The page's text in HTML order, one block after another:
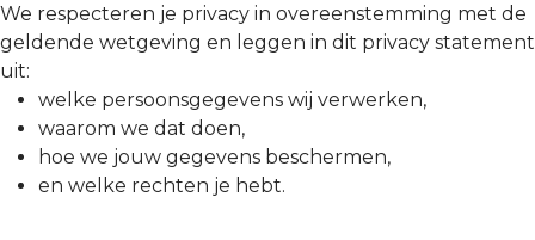
We respecteren je privacy in overeenstemming met de
geldende wetgeving en leggen in dit privacy statement
uit:
welke persoonsgegevens wij verwerken,
waarom we dat doen,
hoe we jouw gegevens beschermen,
en welke rechten je hebt.